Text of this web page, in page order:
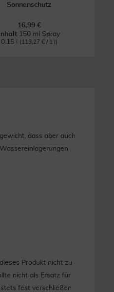
Sonnenschutz
16,99 €
Inhalt 150 ml Spray
0.15 l
(113,27 € / 1 l)
dass aber auch
Produkt nicht zu
nicht als Ersatz für
fest verschließen